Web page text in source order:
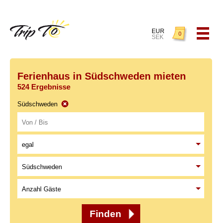
EUR
SEK
0
Ferienhaus in Südschweden mieten
524 Ergebnisse
Südschweden